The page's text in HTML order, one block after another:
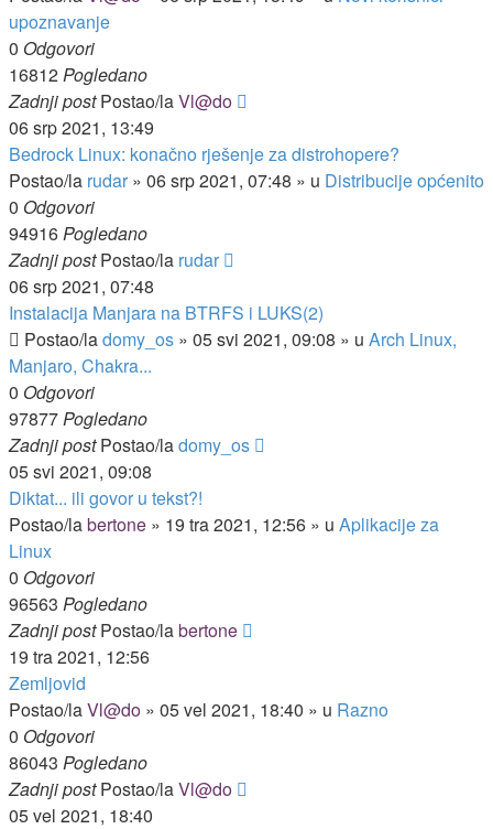
upoznavanje
0 Odgovori
16812Pogledano
Zadnji postPostao/laVl@do
06 srp 2021, 13:49
Bedrock Linux: konačno rješenje za distrohopere?
Postao/la rudar » 06 srp 2021, 07:48 » u Distribucije općenito
0 Odgovori
94916Pogledano
Zadnji postPostao/la rudar
06 srp 2021, 07:48
Instalacija Manjara na BTRFS i LUKS(2)
Postao/ladomy_os » 05 svi 2021, 09:08 » u Arch Linux,
Manjaro, Chakra...
0 Odgovori
97877Pogledano
Zadnji postPostao/ladomy_os
05 svi 2021, 09:08
Diktat... ili govor u tekst?!
Postao/labertone » 19 tra 2021, 12:56 » u Aplikacije za
Linux
0 Odgovori
96563 Pogledano
Zadnji postPostao/labertone
19 tra 2021, 12:56
Zemljovid
Postao/laVl@do » 05 vel 2021, 18:40 » u Razno
0 Odgovori
86043 Pogledano
Zadnji postPostao/laVl@do
05 vel 2021, 18:40